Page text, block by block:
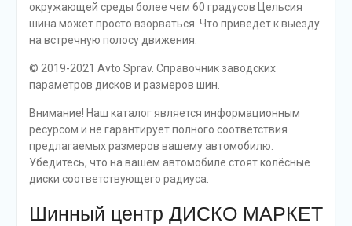
окружающей среды более чем 60 градусов Цельсия
шина может просто взорваться. Что приведет к выезду
на встречную полосу движения.
© 2019-2021 Avto Sprav. Справочник заводских
параметров дисков и размеров шин.
Внимание! Наш каталог является информационным
ресурсом и не гарантирует полного соответствия
предлагаемых размеров вашему автомобилю.
Убедитесь, что на вашем автомобиле стоят колёсные
диски соответствующего радиуса.
Шинный центр ДИСКО МАРКЕТ